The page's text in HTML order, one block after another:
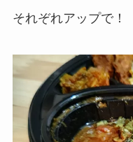
それぞれアップで！